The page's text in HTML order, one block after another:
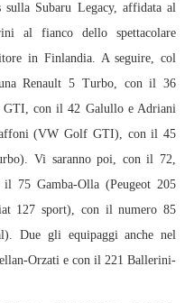
Subaru Legacy, affidata al
al fianco dello spettacolare
in Finlandia. A seguire, col
Renault 5 Turbo, con il 36
con il 42 Galullo e Adriani
(VW Golf GTI), con il 45
Vi saranno poi, con il 72,
75 Gamba-Olla (Peugeot 205
127 sport), con il numero 85
Due gli equipaggi anche nel
Orzati e con il 221 Ballerini-